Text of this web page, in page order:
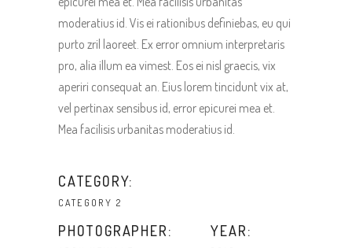
moderatius id. Vis ei rationibus definiebas, eu qui
purto zril laoreet. Ex error omnium interpretaris
pro, alia illum ea vimest. Eos ei nisl graecis, vix
aperiri consequat an. Eius lorem tincidunt vix at,
vel pertinax sensibus id, error epicurei mea et.
Mea facilisis urbanitas moderatius id.
CATEGORY:
CATEGORY 2
PHOTOGRAPHER: YEAR: